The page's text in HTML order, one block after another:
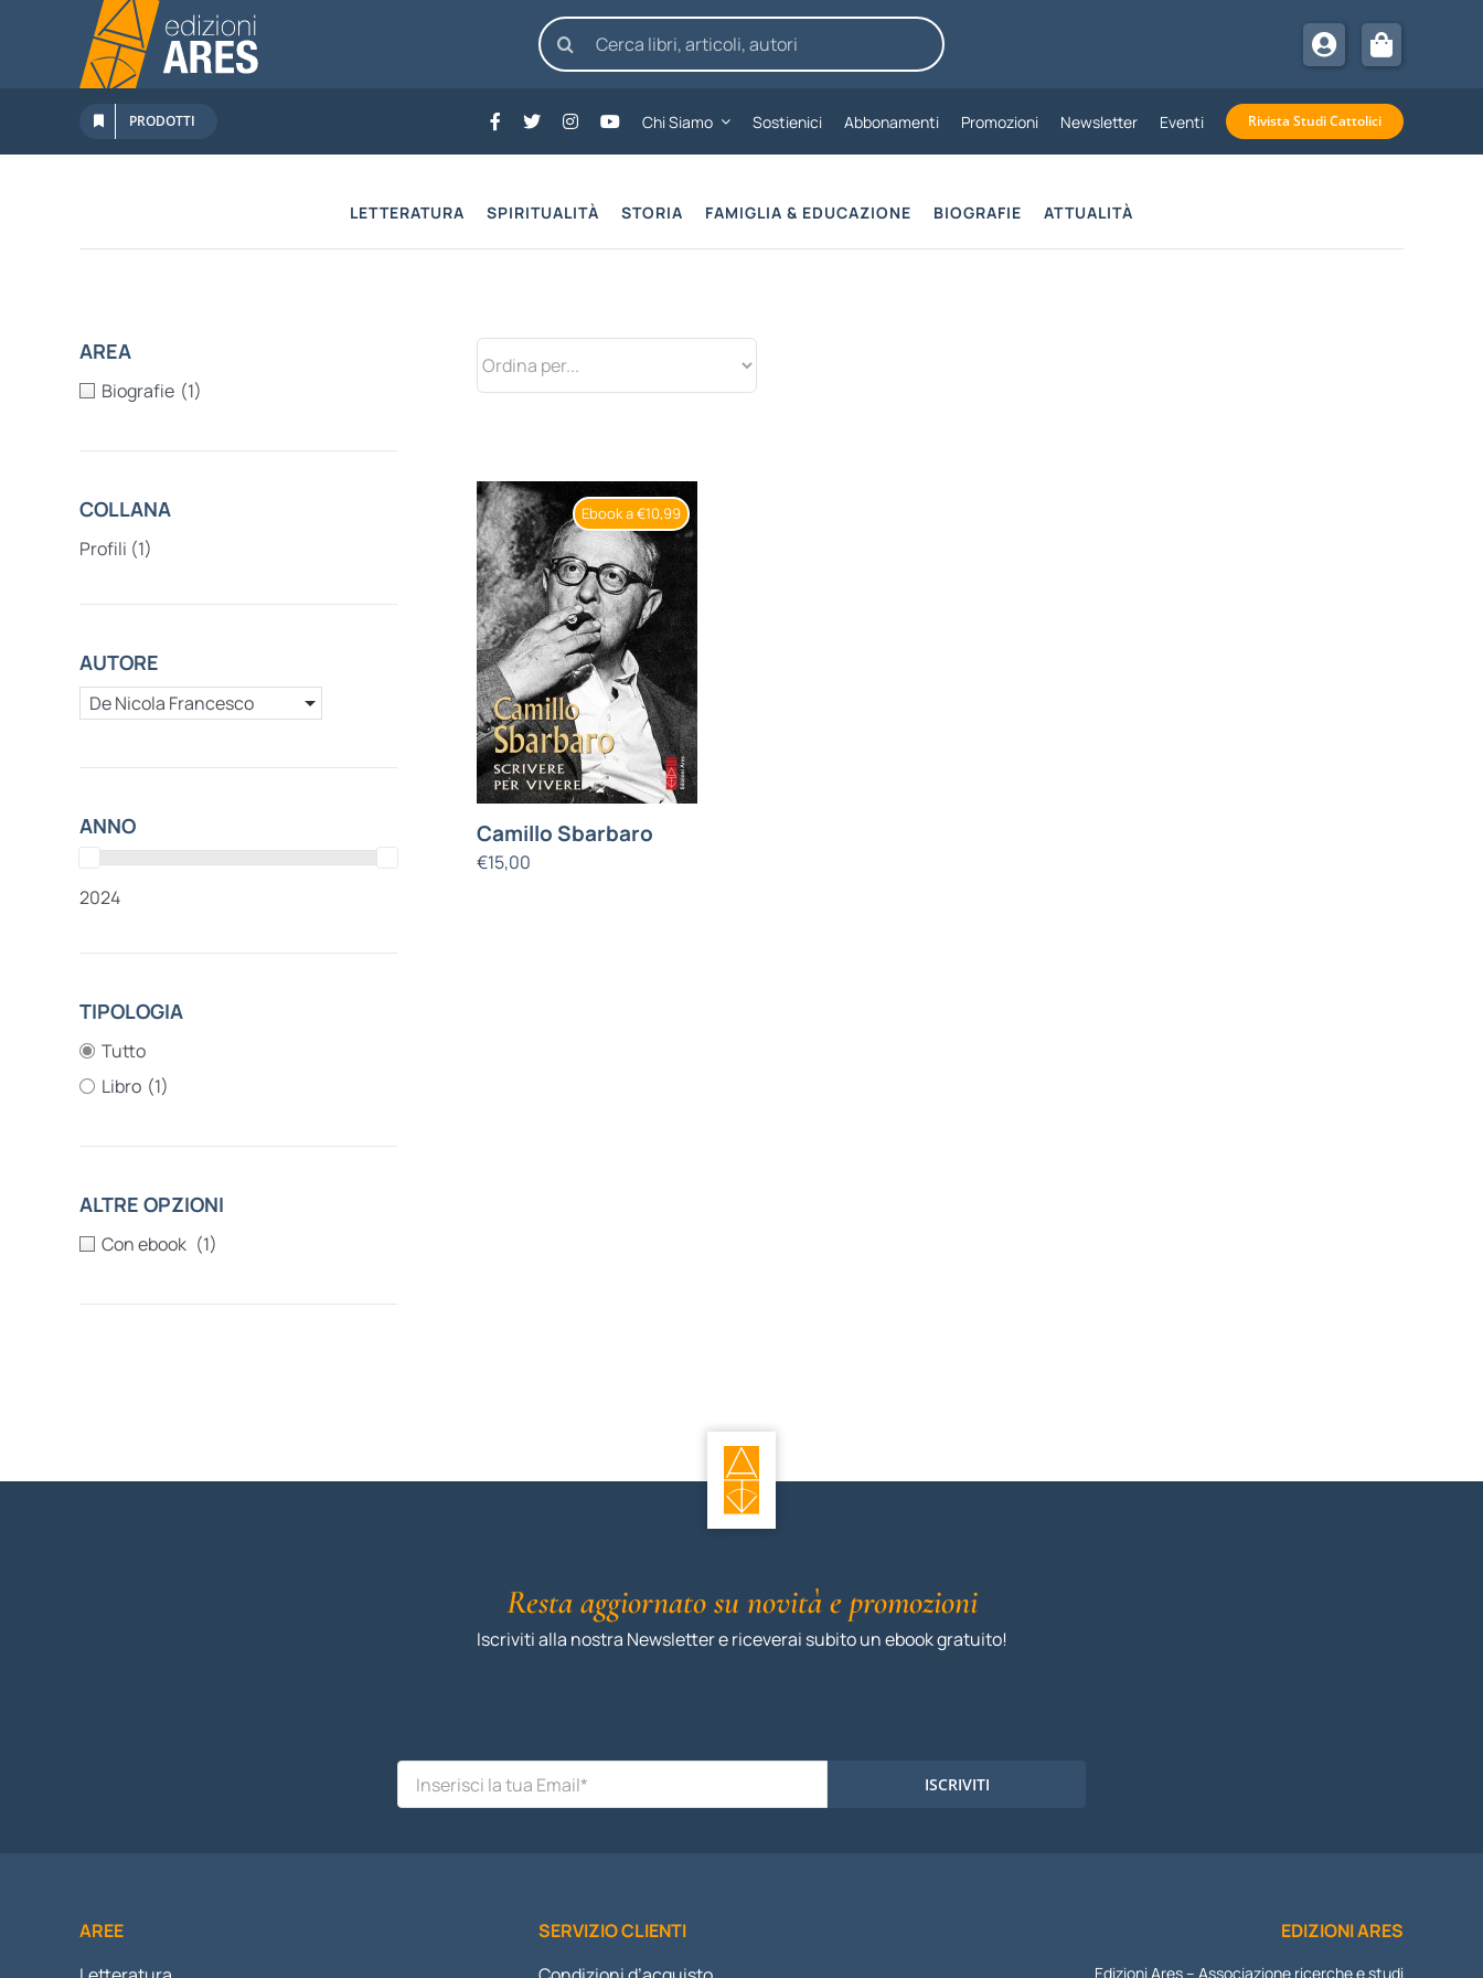
contenuto
Cerca
per:
PRODOTTI Chi Siamo Sostienici Abbonamenti Promozioni Newsletter Eventi Rivista Studi Cattolici
LETTERATURA SPIRITUALITÀ STORIA FAMIGLIA & EDUCAZIONE BIOGRAFIE ATTUALITÀ
Ebook a €10,99
Camillo Sbarbaro
€15,00
AREA
Biografie (1)
COLLANA
Profili (1)
AUTORE
De Nicola Francesco
ANNO
2024
TIPOLOGIA
Tutto
Libro (1)
ALTRE OPZIONI
(1)
Resta aggiornato su novità e promozioni
Iscriviti alla nostra Newsletter e riceverai subito un ebook gratuito!
ISCRIVITI
AREE
SERVIZIO CLIENTI
EDIZIONI ARES
Edizioni Ares – Associazione ricerche e studi